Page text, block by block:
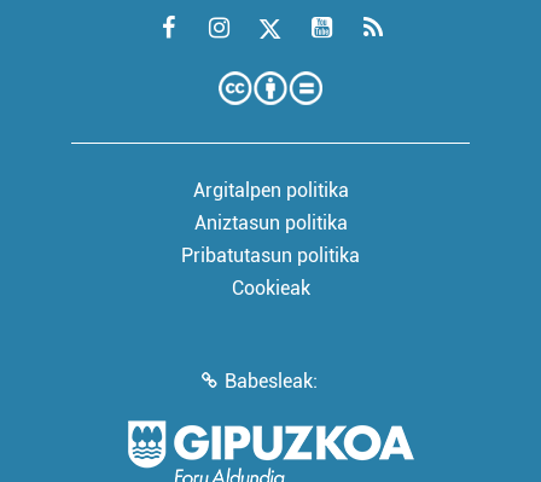
Argitalpen politika
Aniztasun politika
Pribatutasun politika
Cookieak
Babesleak: